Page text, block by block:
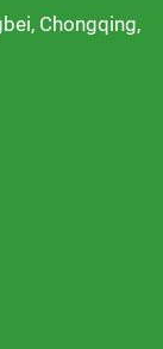
Chongqing,